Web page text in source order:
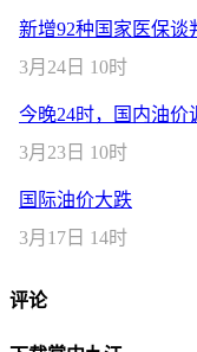
新增92种国家医保谈
3月24日 10时
今晚24时，国内油价
3月23日 10时
国际油价大跌
3月17日 14时
评论